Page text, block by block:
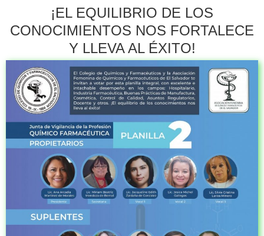
¡EL EQUILIBRIO DE LOS
CONOCIMIENTOS NOS FORTALECE
Y LLEVA AL ÉXITO!